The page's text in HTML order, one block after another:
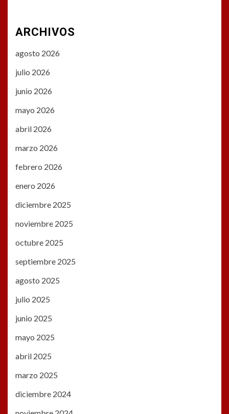
ARCHIVOS
agosto 2026
julio 2026
junio 2026
mayo 2026
abril 2026
marzo 2026
febrero 2026
enero 2026
diciembre 2025
noviembre 2025
octubre 2025
septiembre 2025
agosto 2025
julio 2025
junio 2025
mayo 2025
abril 2025
marzo 2025
diciembre 2024